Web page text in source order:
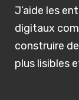
J’aide les
digitaux
construire
plus lisibles